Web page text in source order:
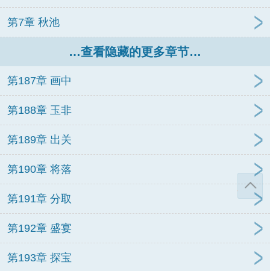
第7章 秋池
…查看隐藏的更多章节…
第187章 画中
第188章 玉非
第189章 出关
第190章 将落
第191章 分取
第192章 盛宴
第193章 探宝